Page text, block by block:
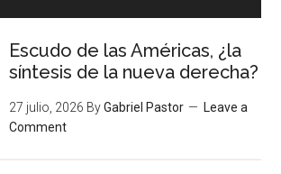
Escudo de las Américas, ¿la
síntesis de la nueva derecha?
27 julio, 2026 ByGabriel Pastor
Leave a
Comment